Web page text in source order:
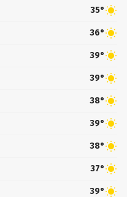
35°
36°
39°
39°
38°
39°
38°
37°
39°